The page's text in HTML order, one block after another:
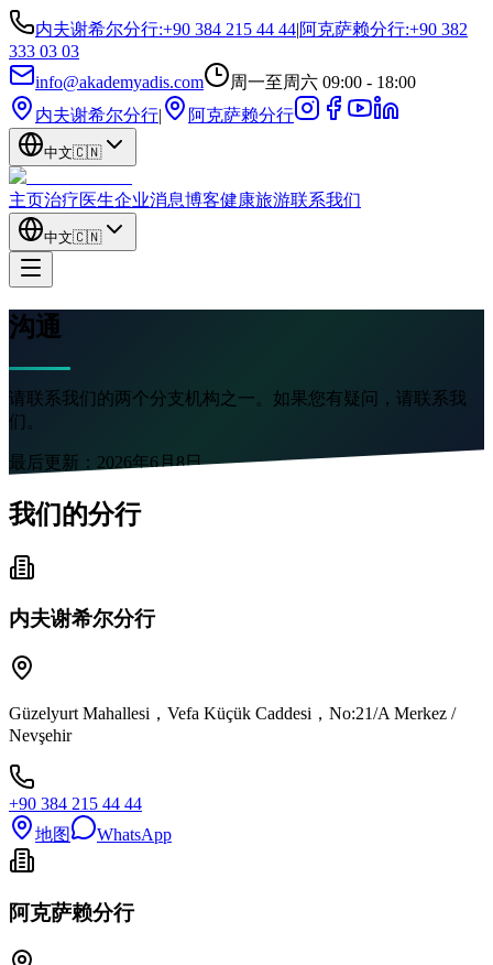
内夫谢希尔分行:+90 384 215 44 44|阿克萨赖分行:+90 382
333 03 03
info@akademyadis.com
周一至周六 09:00 - 18:00
内夫谢希尔分行| 阿克萨赖分行
中文🇨🇳
主页治疗医生企业消息博客健康旅游联系我们
中文🇨🇳
沟通
请联系我们的两个分支机构之一。如果您有疑问，请联系我
们。
最后更新： 2026年6月8日
我们的分行
内夫谢希尔分行
Güzelyurt Mahallesi，Vefa Küçük Caddesi，No:21/A Merkez /
Nevşehir
+90 384 215 44 44
地图
WhatsApp
阿克萨赖分行